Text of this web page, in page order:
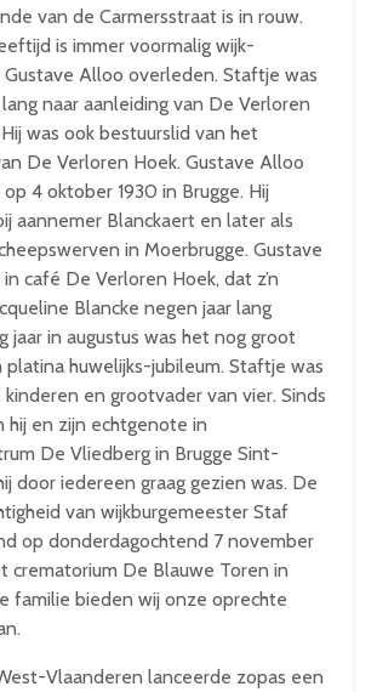
van de Carmersstraat is in rouw.
is immer voormalig wijk-
Alloo overleden. Staftje was
naar aanleiding van De Verloren
was ook bestuurslid van het
De Verloren Hoek. Gustave Alloo
4 oktober 1930 in Brugge. Hij
aannemer Blanckaert en later als
in Moerbrugge. Gustave
café De Verloren Hoek, dat z’n
Blancke negen jaar lang
jaar in augustus was het nog groot
huwelijks-jubileum. Staftje was
en grootvader van vier. Sinds
hij en zijn echtgenote in
De Vliedberg in Brugge Sint-
door iedereen graag gezien was. De
van wijkburgemeester Staf
op donderdagochtend 7 november
crematorium De Blauwe Toren in
familie bieden wij onze oprechte
Vlaanderen lanceerde zopas een